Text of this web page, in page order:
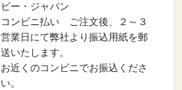
ビー・ジャパン
コンビニ払い ご注文後、２～３
営業日にて弊社より振込用紙を郵
送いたします。
お近くのコンビニでお振込くださ
い。